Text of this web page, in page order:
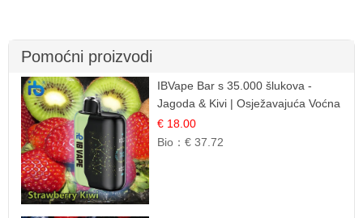
Pomoćni proizvodi
IBVape Bar s 35.000 šlukova -
Jagoda & Kivi | Osježavajuća Voćna
Mješavina
€ 18.00
Bio：€ 37.72